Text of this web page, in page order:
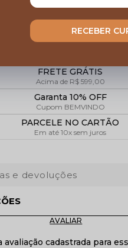
FRETE GRÁTIS
Acima de R$ 599,00
Garanta 10% OFF
Cupom BEMVINDO
PARCELE NO CARTÃO
Em até 10x sem juros
e devoluções
avaliação cadastrada para
RECEBER